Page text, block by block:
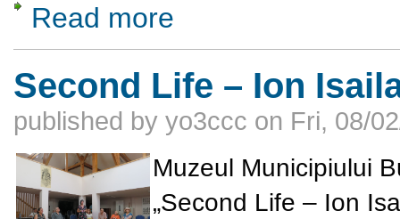
Read more
Second Life – Ion
published by yo3ccc on Fri, 08/
Muzeul Municipiului
„Second Life – Ion